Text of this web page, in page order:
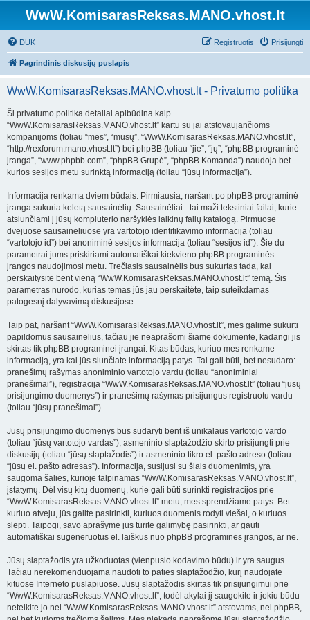
WwW.KomisarasReksas.MANO.vhost.lt
DUK Prisijungti
Registruotis
Pagrindinis diskusijų puslapis
WwW.KomisarasReksas.MANO.vhost.lt - Privatumo politika
Ši privatumo politika detaliai apibūdina kaip
“WwW.KomisarasReksas.MANO.vhost.lt” kartu su jai atstovaujančioms
kompanijoms (toliau “mes”, “mūsų”, “WwW.KomisarasReksas.MANO.vhost.lt”,
“http://rexforum.mano.vhost.lt”) bei phpBB (toliau “jie”, “jų”, “phpBB programinė
įranga”, “www.phpbb.com”, “phpBB Grupė”, “phpBB Komanda”) naudoja bet
kurios sesijos metu surinktą informaciją (toliau “jūsų informacija”).
Informacija renkama dviem būdais. Pirmiausia, naršant po phpBB programinė
įranga sukuria keletą sausainėlių. Sausainėliai - tai maži tekstiniai failai, kurie
atsiunčiami į jūsų kompiuterio naršyklės laikinų failų katalogą. Pirmuose
dvejuose sausainėliuose yra vartotojo identifikavimo informacija (toliau
“vartotojo id”) bei anoniminė sesijos informacija (toliau “sesijos id”). Šie du
parametrai jums priskiriami automatiškai kiekvieno phpBB programinės
įrangos naudojimosi metu. Trečiasis sausainėlis bus sukurtas tada, kai
perskaitysite bent vieną “WwW.KomisarasReksas.MANO.vhost.lt” temą. Šis
parametras nurodo, kurias temas jūs jau perskaitėte, taip suteikdamas
patogesnį dalyvavimą diskusijose.
Taip pat, naršant “WwW.KomisarasReksas.MANO.vhost.lt”, mes galime sukurti
papildomus sausainėlius, tačiau jie neaprašomi šiame dokumente, kadangi jis
skirtas tik phpBB programinei įrangai. Kitas būdas, kuriuo mes renkame
informaciją, yra kai jūs siunčiate informaciją patys. Tai gali būti, bet nesudaro:
pranešimų rašymas anoniminio vartotojo vardu (toliau “anoniminiai
pranešimai”), registracija “WwW.KomisarasReksas.MANO.vhost.lt” (toliau “jūsų
prisijungimo duomenys”) ir pranešimų rašymas prisijungus registruotu vardu
(toliau “jūsų pranešimai”).
Jūsų prisijungimo duomenys bus sudaryti bent iš unikalaus vartotojo vardo
(toliau “jūsų vartotojo vardas”), asmeninio slaptažodžio skirto prisijungti prie
diskusijų (toliau “jūsų slaptažodis”) ir asmeninio tikro el. pašto adreso (toliau
“jūsų el. pašto adresas”). Informacija, susijusi su šiais duomenimis, yra
saugoma šalies, kurioje talpinamas “WwW.KomisarasReksas.MANO.vhost.lt”,
įstatymų. Dėl visų kitų duomenų, kurie gali būti surinkti registracijos prie
“WwW.KomisarasReksas.MANO.vhost.lt” metu, mes sprendžiame patys. Bet
kuriuo atveju, jūs galite pasirinkti, kuriuos duomenis rodyti viešai, o kuriuos
slėpti. Taipogi, savo aprašyme jūs turite galimybę pasirinkti, ar gauti
automatiškai sugeneruotus el. laiškus nuo phpBB programinės įrangos, ar ne.
Jūsų slaptažodis yra užkoduotas (vienpusio kodavimo būdu) ir yra saugus.
Tačiau nerekomenduojama naudoti to paties slaptažodžio, kurį naudojate
kituose Interneto puslapiuose. Jūsų slaptažodis skirtas tik prisijungimui prie
“WwW.KomisarasReksas.MANO.vhost.lt”, todėl akylai jį saugokite ir jokiu būdu
neteikite jo nei “WwW.KomisarasReksas.MANO.vhost.lt” atstovams, nei phpBB,